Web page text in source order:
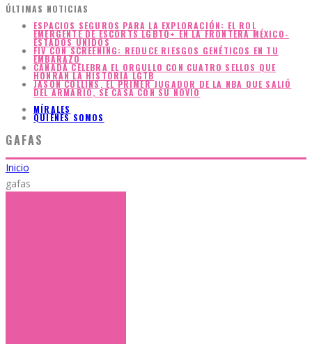
ÚLTIMAS NOTICIAS
ESPACIOS SEGUROS PARA LA EXPLORACIÓN: EL ROL
EMERGENTE DE ESCORTS LGBTQ+ EN LA FRONTERA MÉXICO-
ESTADOS UNIDOS
FIV CON SCREENING: REDUCE RIESGOS GENÉTICOS EN TU
EMBARAZO
CANADÁ CELEBRA EL ORGULLO CON CUATRO SELLOS QUE
HONRAN LA HISTORIA LGTB
JASON COLLINS, EL PRIMER JUGADOR DE LA NBA QUE SALIÓ
DEL ARMARIO, SE CASA CON SU NOVIO
MÍRALES
QUIÉNES SOMOS
GAFAS
Inicio
gafas